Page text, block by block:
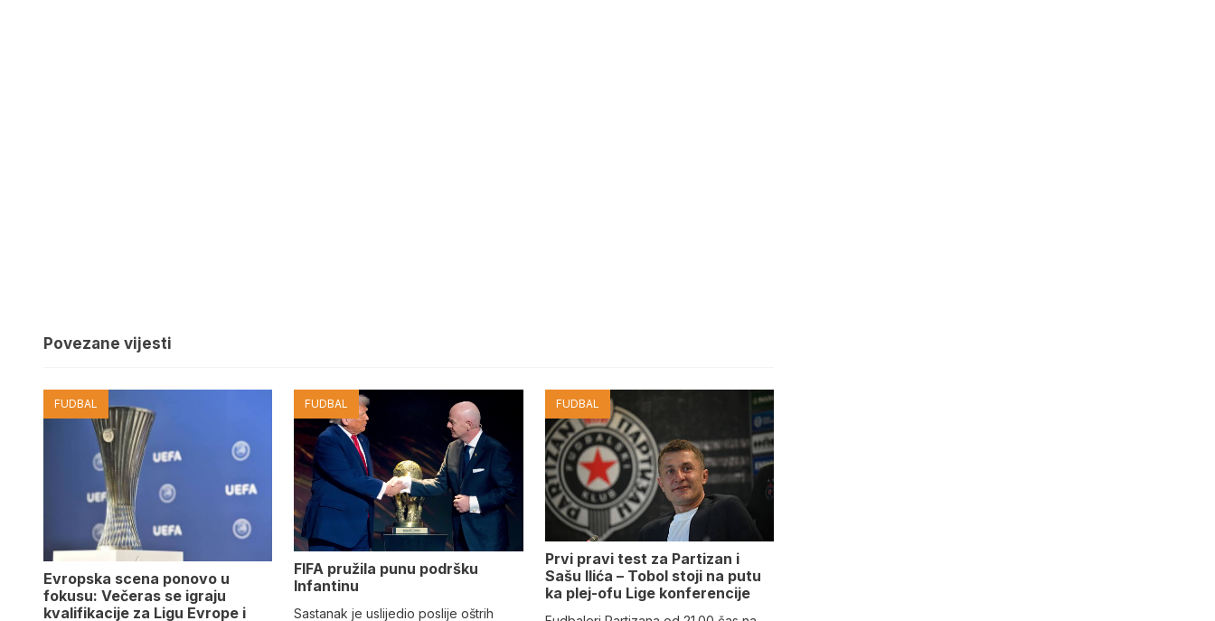
Povezane vijesti
FUDBAL
Evropska scena ponovo u
fokusu: Večeras se igraju
kvalifikacije za Ligu Evrope i
FUDBAL
FIFA pružila punu podršku
Infantinu
Sastanak je uslijedio poslije oštrih
FUDBAL
Prvi pravi test za Partizan i
Sašu Ilića – Tobol stoji na putu
ka plej-ofu Lige konferencije